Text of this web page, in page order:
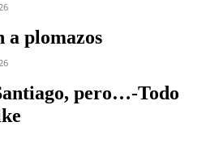
a plomazos
pero…-Todo